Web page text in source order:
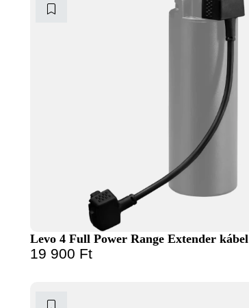
Levo 4 Full Power Range Extender kábel
19 900 Ft